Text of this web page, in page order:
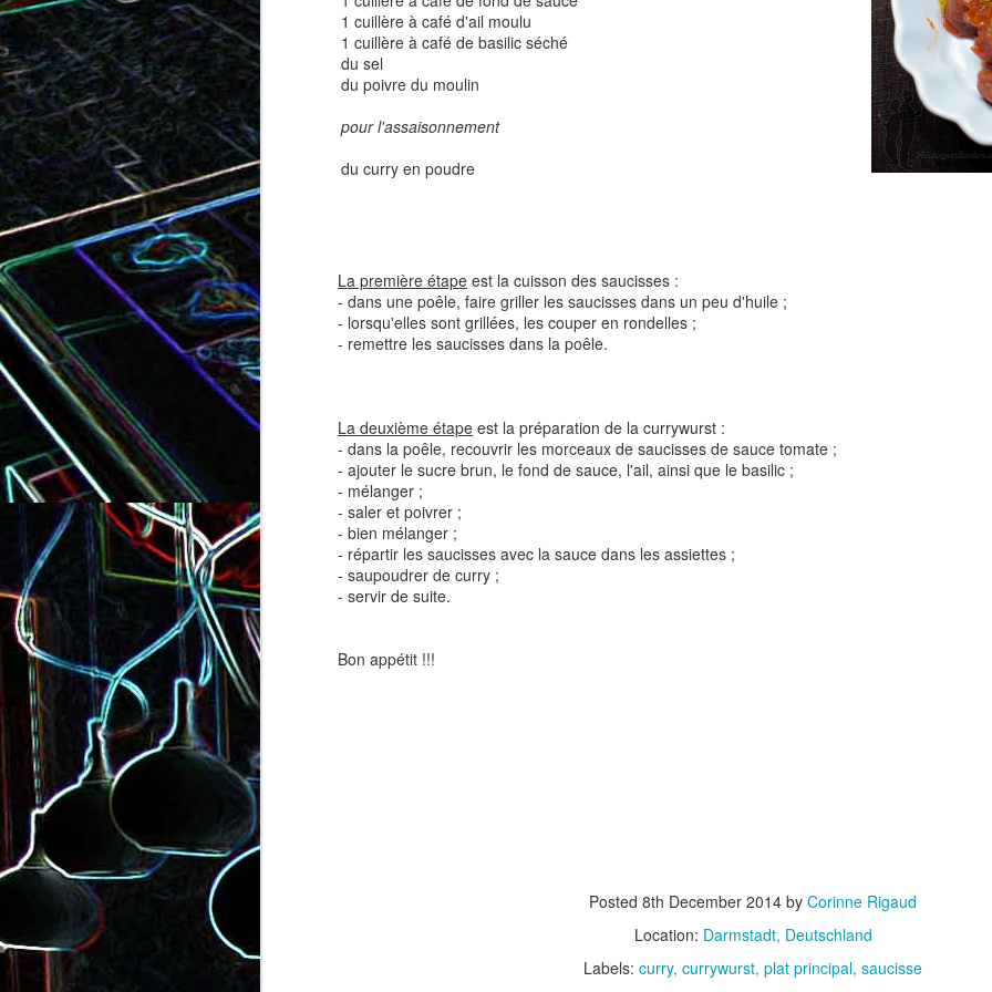
1 cuillère à café d'ail moulu
1 cuillère à café de basilic séché
du sel
du poivre du moulin
pour l'assaisonnement
du curry en poudre
La première étape est la cuisson des saucisses :
- dans une poêle, faire griller les saucisses dans un peu d'huile ;
- lorsqu'elles sont grillées, les couper en rondelles ;
- remettre les saucisses dans la poêle.
La deuxième étape est la préparation de la currywurst :
- dans la poêle, recouvrir les morceaux de saucisses de sauce tomate ;
- ajouter le sucre brun, le fond de sauce, l'ail, ainsi que le basilic ;
- mélanger ;
- saler et poivrer ;
- bien mélanger ;
- répartir les saucisses avec la sauce dans les assiettes ;
- saupoudrer de curry ;
- servir de suite.
Bon appétit !!!
Posted 8th December 2014 by Corinne Rigaud
Location: Darmstadt, Deutschland
Labels: curry currywurst plat principal saucisse
Tatin de tomates cerises à la
tapenade
Pizza au speck et au Tarte à la
noisettes
Brownie au chocolat recouvert
de marshmallows fondus Tapenade verte aux amandes
Salade de lentilles au céleri
branche et à la carotte
2